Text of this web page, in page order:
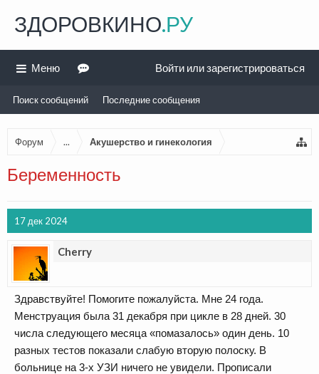
Форум ... Акушерство и гинекология
Беременность
17 дек 2024
Cherry
Здравствуйте! Помогите пожалуйста. Мне 24 года.
Менструация была 31 декабря при цикле в 28 дней. 30
числа следующего месяца «помазалось» один день. 10
разных тестов показали слабую вторую полоску. В
больнице на 3-х УЗИ ничего не увидели. Прописали
ЗДОРОВКИНО.РУ
Меню
Поиск сообщений Последние сообщения
Войти или зарегистрироваться